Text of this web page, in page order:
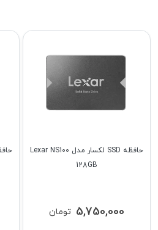
حافظه SSD لکسار مدل Lexar NS100
128GB
تومان 5,750,000